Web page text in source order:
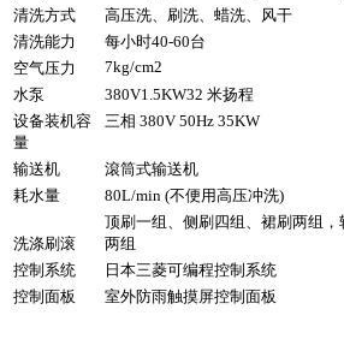
清洗方式
高压洗、刷洗、蜡洗、风干
清洗能力
每小时40-60台
空气压力
7kg/cm2
水泵
380V1.5KW32 米扬程
设备装机容
量
三相 380V 50Hz 35KW
输送机
滾筒式输送机
耗水量
80L/min (不便用高压冲洗)
洗涤刷滚
顶刷一组、侧刷四组、裙刷两组，
两组
控制系统
日本三菱可编程控制系统
控制面板
室外防雨触摸屏控制面板